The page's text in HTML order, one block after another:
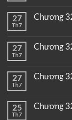
27
Th7
Chương
27
Th7
Chương
27
Th7
Chương
25
Th7
Chương